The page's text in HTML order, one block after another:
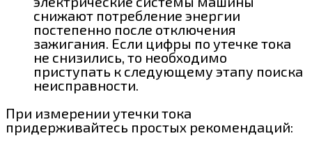
снижают потребление энергии
постепенно после отключения
зажигания. Если цифры по утечке тока
не снизились, то необходимо
приступать к следующему этапу поиска
неисправности.
При измерении утечки тока
придерживайтесь простых рекомендаций: